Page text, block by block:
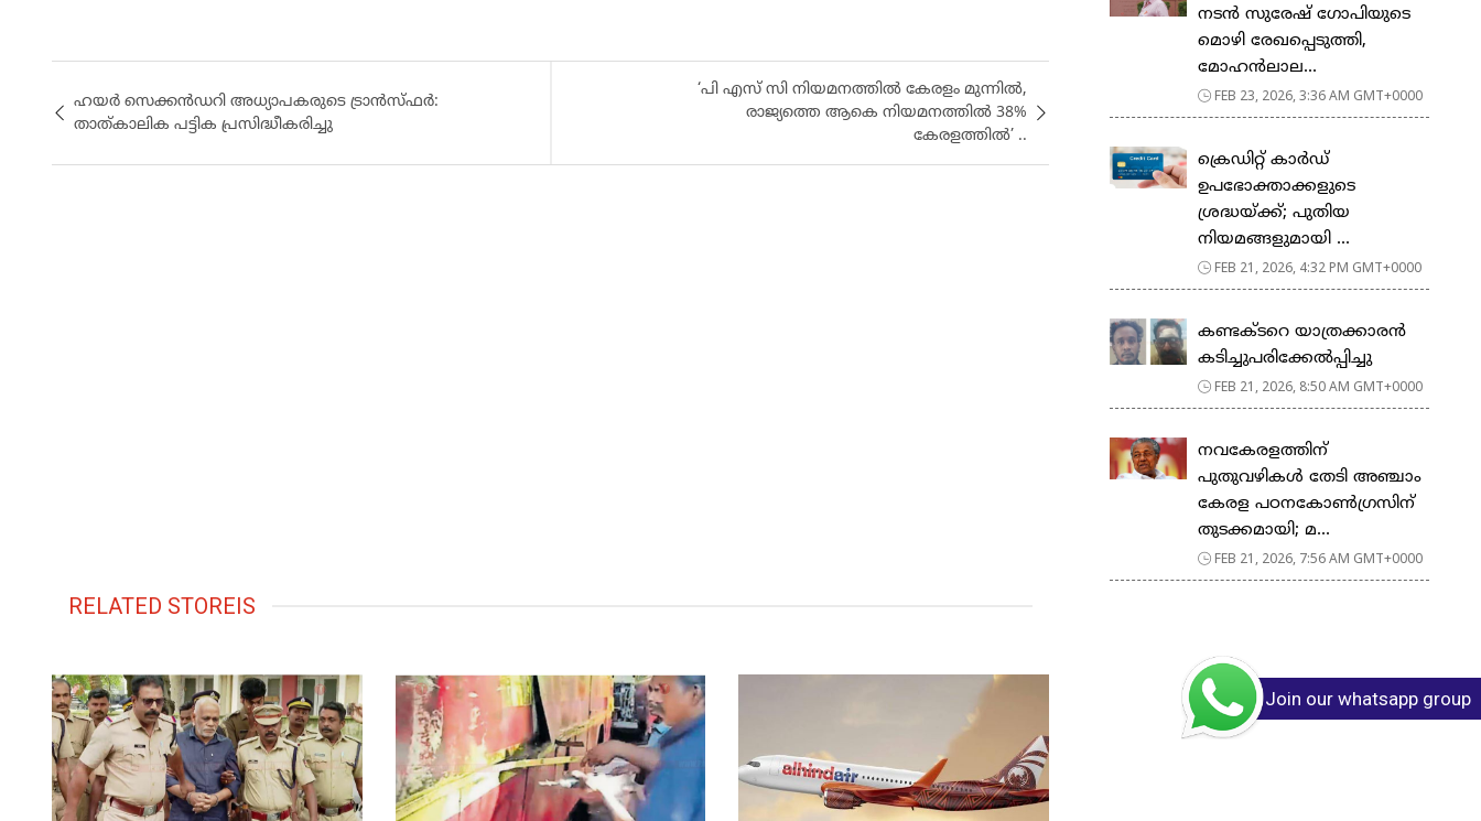
ഹയര്‍ സെക്കൻഡറി അധ്യാപകരുടെ ട്രാന്‍സ്ഫര്‍:
താത്കാലിക പട്ടിക പ്രസിദ്ധീകരിച്ചു
‘പി എസ് സി നിയമനത്തിൽ കേരളം മുന്നിൽ,
രാജ്യത്തെ ആകെ നിയമനത്തിൽ 38%
കേരളത്തിൽ’ ..
RELATED STOREIS
നടൻ സുരേഷ് ഗോപിയുടെ
മൊഴി രേഖപ്പെടുത്തി,
മോഹൻലാല...
FEB 23, 2026, 3:36 AM GMT+0000
ക്രെഡിറ്റ് കാർഡ്
ഉപഭോക്താക്കളുടെ
ശ്രദ്ധയ്ക്ക്; പുതിയ
നിയമങ്ങളുമായി ...
FEB 21, 2026, 4:32 PM GMT+0000
കണ്ടക്ടറെ യാത്രക്കാരൻ
കടിച്ചുപരിക്കേൽപ്പിച്ചു
FEB 21, 2026, 8:50 AM GMT+0000
നവകേരളത്തിന്
പുതുവഴികൾ തേടി അഞ്ചാം
കേരള പഠനകോൺഗ്രസിന്
തുടക്കമായി; മ...
FEB 21, 2026, 7:56 AM GMT+0000
Join our whatsapp group